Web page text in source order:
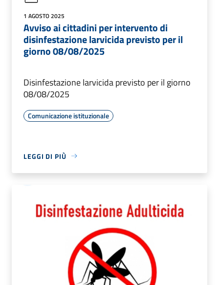
1 AGOSTO 2025
Avviso ai cittadini per intervento di
disinfestazione larvicida previsto per il
giorno 08/08/2025
Disinfestazione larvicida previsto per il giorno
08/08/2025
Comunicazione istituzionale
LEGGI DI PIÙ